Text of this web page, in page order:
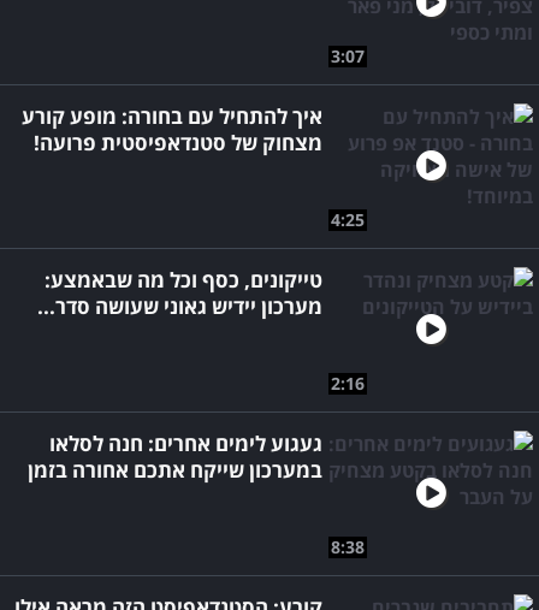
3:07
4:25
איך להתחיל עם בחורה: מופע קורע
מצחוק של סטנדאפיסטית פרועה!
2:16
טייקונים, כסף וכל מה שבאמצע:
מערכון יידיש גאוני שעושה סדר...
8:38
געגוע לימים אחרים: חנה לסלאו
במערכון שייקח אתכם אחורה בזמן